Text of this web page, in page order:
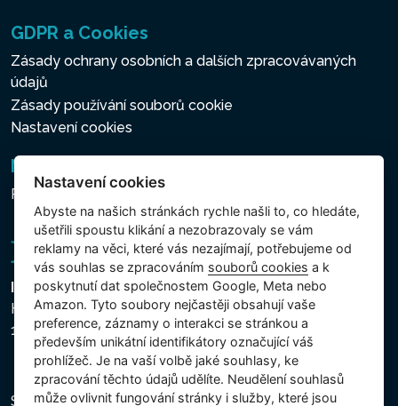
GDPR a Cookies
Zásady ochrany osobních a dalších zpracovávaných
údajů
Zásady používání souborů cookie
Nastavení cookies
Newsletter
Přihlášení k odběru novinek
Intex Trading, s.r.o.
Hradecká 2526/3
130 00 Praha 3 - Česká republika
Společnost je zapsána u Městského soudu v Praze,
Nastavení cookies
Abyste na našich stránkách rychle našli to, co hledáte,
ušetřili spoustu klikání a nezobrazovaly se vám
reklamy na věci, které vás nezajímají, potřebujeme od
vás souhlas se zpracováním souborů cookies a k
poskytnutí dat společnostem Google, Meta nebo
Amazon. Tyto soubory nejčastěji obsahují vaše
preference, záznamy o interakci se stránkou a
především unikátní identifikátory označující váš
prohlížeč. Je na vaší volbě jaké souhlasy, ke
zpracování těchto údajů udělíte. Neudělení souhlasů
může ovlivnit fungování stránky i služby, které jsou